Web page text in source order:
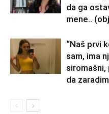
da ga
mene..
“Naš prvi
sam, ima
da